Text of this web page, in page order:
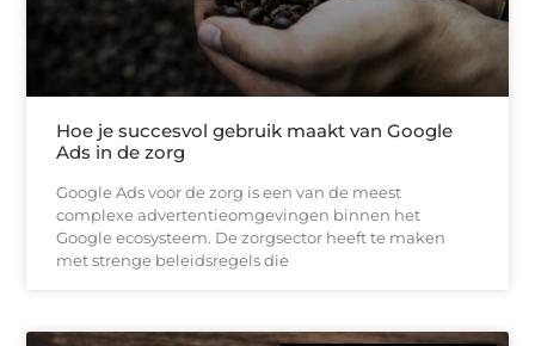
Hoe je succesvol gebruik maakt van Google
Ads in de zorg
Google Ads voor de zorg is een van de meest
complexe advertentieomgevingen binnen het
Google ecosysteem. De zorgsector heeft te maken
met strenge beleidsregels die